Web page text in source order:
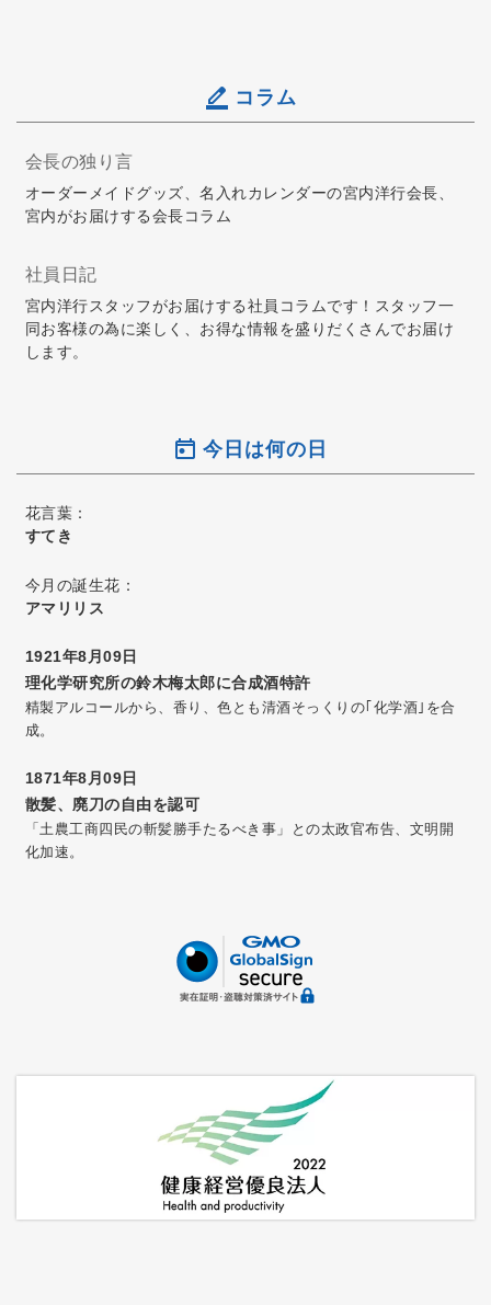
コラム
会長の独り言
オーダーメイドグッズ、名入れカレンダーの宮内洋行会長、
宮内がお届けする会長コラム
社員日記
宮内洋行スタッフがお届けする社員コラムです！スタッフ一
同お客様の為に楽しく、お得な情報を盛りだくさんでお届け
します。
今日は何の日
花言葉：
すてき
今月の誕生花：
アマリリス
1921年8月09日
理化学研究所の鈴木梅太郎に合成酒特許
精製アルコールから、香り、色とも清酒そっくりの｢化学酒｣を合
成。
1871年8月09日
散髪、廃刀の自由を認可
「土農工商四民の斬髪勝手たるべき事」との太政官布告、文明開
化加速。